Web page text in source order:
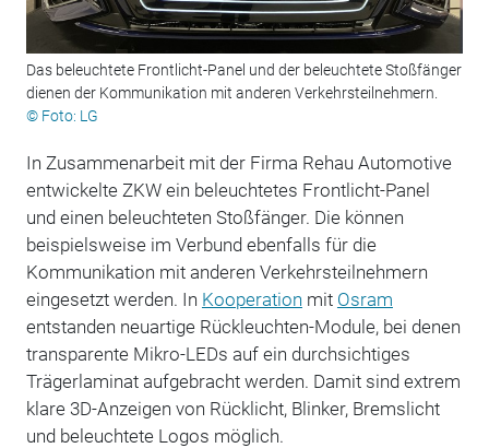
Das beleuchtete Frontlicht-Panel und der beleuchtete Stoßfänger
dienen der Kommunikation mit anderen Verkehrsteilnehmern.
© Foto: LG
In Zusammenarbeit mit der Firma Rehau Automotive
entwickelte ZKW ein beleuchtetes Frontlicht-Panel
und einen beleuchteten Stoßfänger. Die können
beispielsweise im Verbund ebenfalls für die
Kommunikation mit anderen Verkehrsteilnehmern
eingesetzt werden. In Kooperation mit Osram
entstanden neuartige Rückleuchten-Module, bei denen
transparente Mikro-LEDs auf ein durchsichtiges
Trägerlaminat aufgebracht werden. Damit sind extrem
klare 3D-Anzeigen von Rücklicht, Blinker, Bremslicht
und beleuchtete Logos möglich.